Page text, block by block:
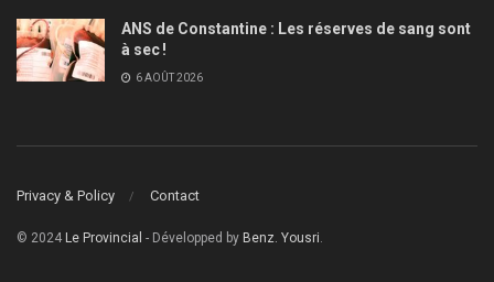
ANS de Constantine : Les réserves de sang sont
à sec !
6 AOÛT 2026
Privacy & Policy Contact
© 2024 Le Provincial - Développed by Benz. Yousri.